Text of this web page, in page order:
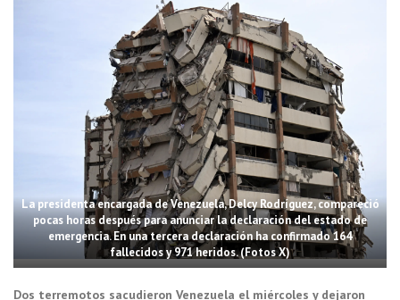
La presidenta encargada de Venezuela, Delcy Rodríguez, compareció
pocas horas después para anunciar la declaración del estado de
emergencia. En una tercera declaración ha confirmado 164
fallecidos y 971 heridos. (Fotos X)
Dos terremotos sacudieron Venezuela el miércoles y dejaron